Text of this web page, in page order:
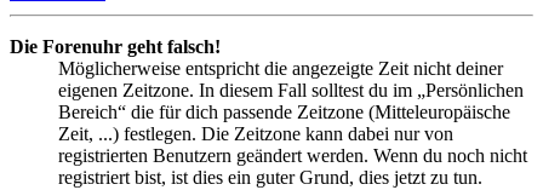
Die Forenuhr geht falsch!
Möglicherweise entspricht die angezeigte Zeit nicht deiner
eigenen Zeitzone. In diesem Fall solltest du im „Persönlichen
Bereich“ die für dich passende Zeitzone (Mitteleuropäische
Zeit, ...) festlegen. Die Zeitzone kann dabei nur von
registrierten Benutzern geändert werden. Wenn du noch nicht
registriert bist, ist dies ein guter Grund, dies jetzt zu tun.